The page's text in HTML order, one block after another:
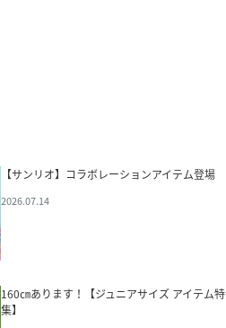
【サンリオ】コラボレーションアイテム登場
2026.07.14
160㎝あります！【ジュニアサイズ アイテム特
集】